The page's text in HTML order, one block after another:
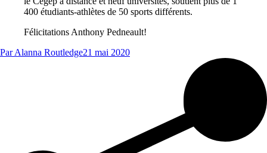
400 étudiants-athlètes de 50 sports différents.
Félicitations Anthony Pedneault!
ParAlanna Routledge21 mai 2020